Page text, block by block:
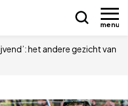
menu
het andere gezicht van